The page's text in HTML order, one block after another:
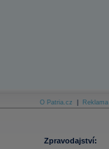
O Patria.cz Reklama
Zpravodajství: